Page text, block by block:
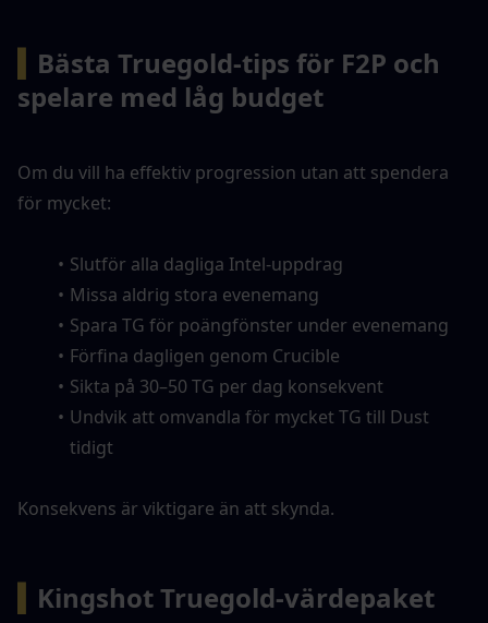
Bästa Truegold-tips för F2P och
spelare med låg budget
Om du vill ha effektiv progression utan att spendera
för mycket:
Slutför alla dagliga Intel-uppdrag
Missa aldrig stora evenemang
Spara TG för poängfönster under evenemang
Förfina dagligen genom Crucible
Sikta på 30–50 TG per dag konsekvent
Undvik att omvandla för mycket TG till Dust
tidigt
Konsekvens är viktigare än att skynda.
Kingshot Truegold-värdepaket